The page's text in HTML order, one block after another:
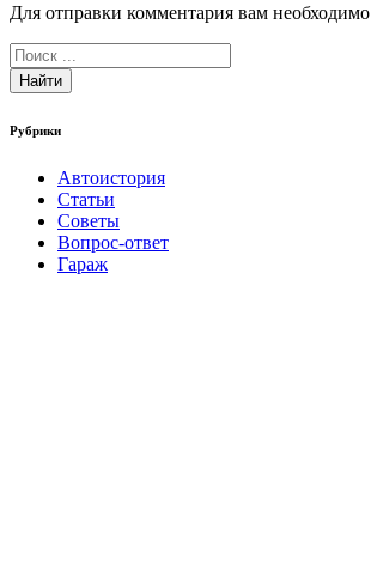
Для отправки комментария вам необходимо
Найти
Рубрики
Автоистория
Статьи
Советы
Вопрос-ответ
Гараж